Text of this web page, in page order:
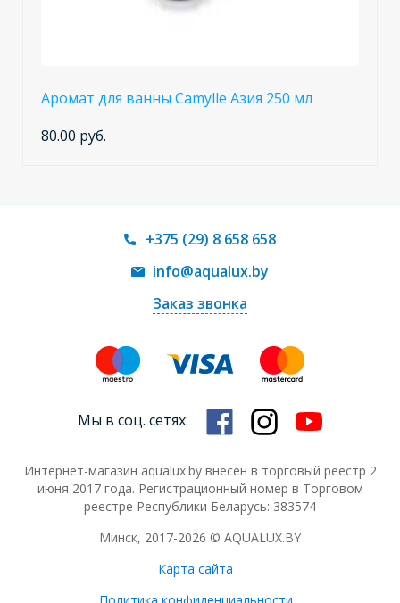
Аромат для ванны Camylle Азия 250 мл
80.00 руб.
+375 (29) 8 658 658
info@aqualux.by
Заказ звонка
Мы в соц. сетях:
Интернет-магазин aqualux.by внесен в торговый реестр 2
июня 2017 года. Регистрационный номер в Торговом
реестре Республики Беларусь: 383574
Минск, 2017-2026 © AQUALUX.BY
Карта сайта